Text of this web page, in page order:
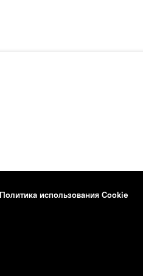
Политика использования Cookie